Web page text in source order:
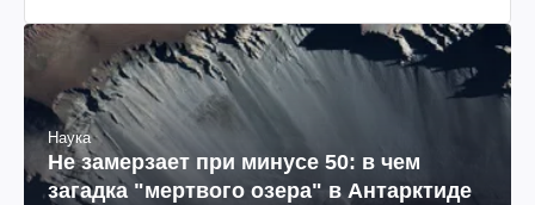
Наука
Не замерзает при минусе 50: в чем
загадка "мертвого озера" в Антарктиде